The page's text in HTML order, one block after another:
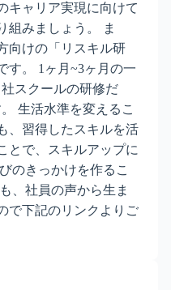
キャリア実現に向けて
組みましょう。 ま
向けの「リスキル研
す。 1ヶ月~3ヶ月の一
スクールの研修だ
生活水準を変えるこ
、習得したスキルを活
とで、スキルアップに
のきっかけを作るこ
、社員の声から生ま
で下記のリンクよりご